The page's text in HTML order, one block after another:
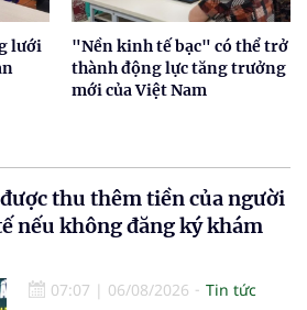
lưới
"Nền kinh tế bạc" có thể trở
thành động lực tăng trưởng
mới của Việt Nam
thu thêm tiền của người
nếu không đăng ký khám
07:07 | 06/08/2026
Tin tức